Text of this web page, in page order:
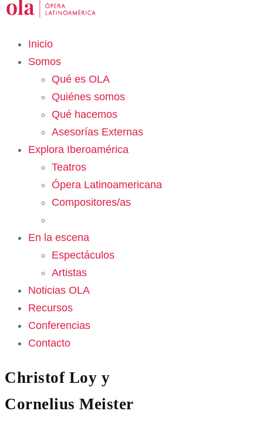
Inicio
Somos
Qué es OLA
Quiénes somos
Qué hacemos
Asesorías Externas
Explora Iberoamérica
Teatros
Ópera Latinoamericana
Compositores/as
En la escena
Espectáculos
Artistas
Noticias OLA
Recursos
Conferencias
Contacto
Christof Loy y
Cornelius Meister